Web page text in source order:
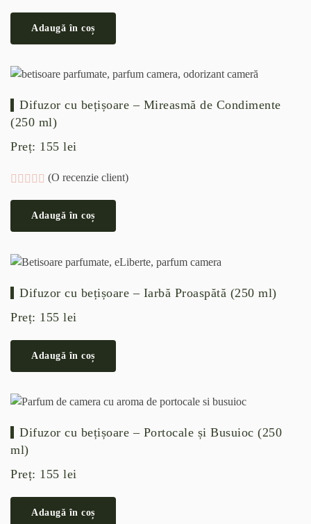
Adaugă în coș
Difuzor cu bețișoare – Mireasmă de Condimente
(250 ml)
Preț: 155 lei
Evaluat la5.00din 5 pe baza unei singure evaluări
(O recenzie client)
Adaugă în coș
Difuzor cu bețișoare – Iarbă Proaspătă (250 ml)
Preț: 155 lei
Adaugă în coș
Difuzor cu bețișoare – Portocale și Busuioc (250
ml)
Preț: 155 lei
Adaugă în coș